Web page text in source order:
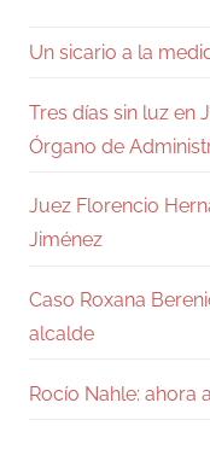
Un sicario a la
Tres días sin luz en
Órgano de
Juez Florencio
Jiménez
Caso Roxana
alcalde
Rocío Nahle: ahora